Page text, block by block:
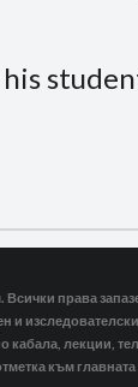
Всички права
лекции,
към